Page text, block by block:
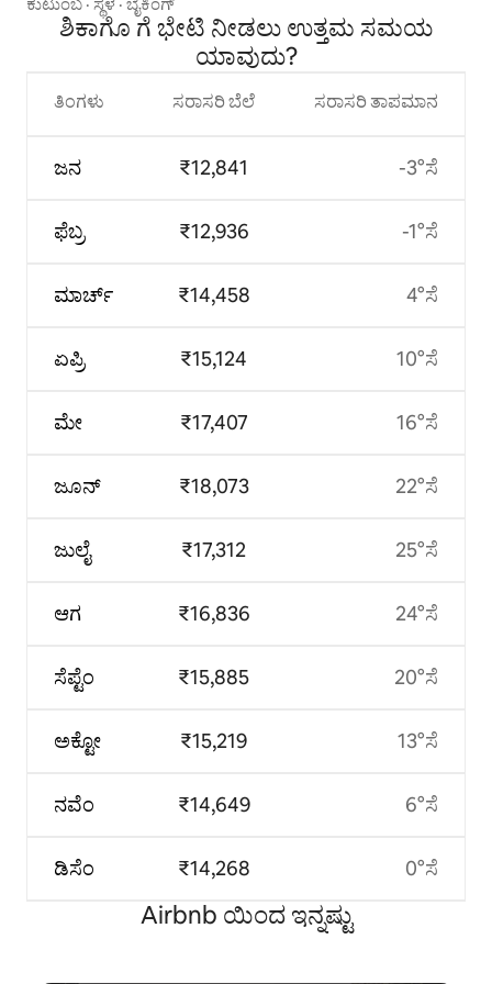
ಶಿಕಾಗೊ ಗೆ ಭೇಟಿ ನೀಡಲು ಉತ್ತಮ ಸಮಯ
ಯಾವುದು?
ತಿಂಗಳು
ಜನ
ಫೆಬ್ರ
ಮಾರ್ಚ್
ಏಪ್ರಿ
ಮೇ
ಜೂನ್
ಜುಲೈ
ಆಗ
ಸೆಪ್ಟೆಂ
ಅಕ್ಟೋ
ನವೆಂ
ಡಿಸೆಂ
ಸರಾಸರಿ ಬೆಲೆ
₹12,841
₹12,936
₹14,458
₹15,124
₹17,407
₹18,073
₹17,312
₹16,836
₹15,885
₹15,219
₹14,649
₹14,268
ಸರಾಸರಿ ತಾಪಮಾನ
-3°ಸೆ
-1°ಸೆ
4°ಸೆ
10°ಸೆ
16°ಸೆ
22°ಸೆ
25°ಸೆ
24°ಸೆ
20°ಸೆ
13°ಸೆ
6°ಸೆ
0°ಸೆ
Airbnb ಯಿಂದ ಇನ್ನಷ್ಟು